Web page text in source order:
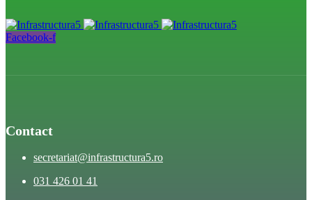
Facebook-f
Contact
secretariat@infrastructura5.ro
031 426 01 41